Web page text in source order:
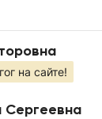
на сайте!
Сергеевна